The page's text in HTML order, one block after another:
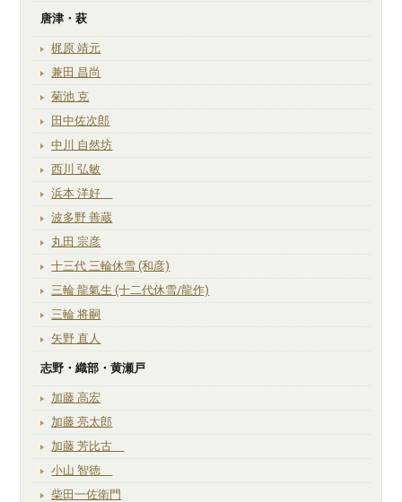
唐津・萩
梶原 靖元
兼田 昌尚
菊池 克
田中佐次郎
中川 自然坊
西川 弘敏
浜本 洋好
波多野 善蔵
丸田 宗彦
十三代 三輪休雪 (和彦)
三輪 龍氣生 (十二代休雪/龍作)
三輪 将嗣
矢野 直人
志野・織部・黄瀬戸
加藤 高宏
加藤 亮太郎
加藤 芳比古
小山 智徳
柴田一佐衛門